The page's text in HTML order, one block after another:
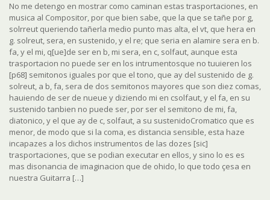
No me detengo en mostrar como caminan estas trasportaciones, en
musica al Compositor, por que bien sabe, que la que se tañe por g,
solrreut queriendo tañerla medio punto mas alta, el vt, que hera en
g. solreut, sera, en sustenido, y el re; que seria en alamire sera en b.
fa, y el mi, q[ue]de ser en b, mi sera, en c, solfaut, aunque esta
trasportacion no puede ser en los intrumentosque no tuuieren los
[p68] semitonos iguales por que el tono, que ay del sustenido de g.
solreut, a b, fa, sera de dos semitonos mayores que son diez comas,
hauiendo de ser de nueue y diziendo mi en csolfaut, y el fa, en su
sustenido tanbien no puede ser, por ser el semitono de mi, fa,
diatonico, y el que ay de c, solfaut, a su sustenidoCromatico que es
menor, de modo que si la coma, es distancia sensible, esta haze
incapazes a los dichos instrumentos de las dozes [sic]
trasportaciones, que se podian executar en ellos, y sino lo es es
mas disonancia de imaginacion que de ohido, lo que todo çesa en
nuestra Guitarra […]